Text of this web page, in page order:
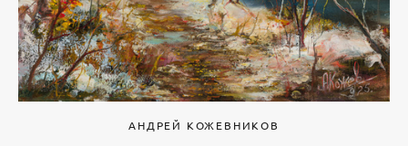
АНДРЕЙ КОЖЕВНИКОВ